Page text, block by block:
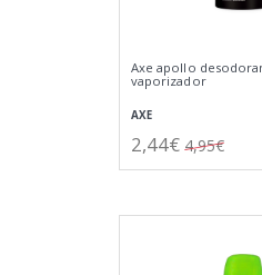
Axe apollo
vaporizador
AXE
2,44€ 4,95€